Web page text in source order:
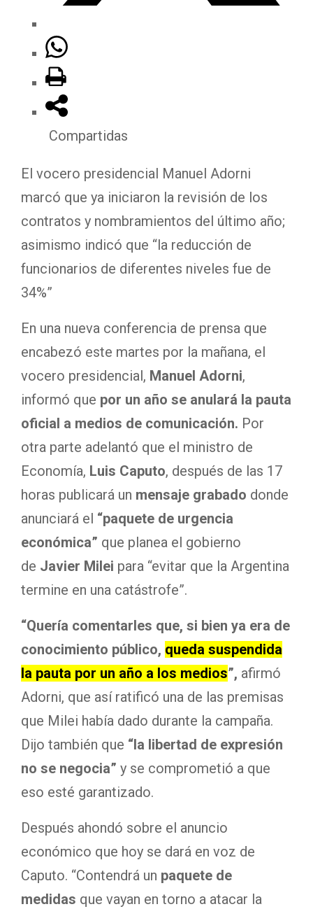
Compartidas
El vocero presidencial Manuel Adorni
marcó que ya iniciaron la revisión de los
contratos y nombramientos del último año;
asimismo indicó que “la reducción de
funcionarios de diferentes niveles fue de
34%”
En una nueva conferencia de prensa que
encabezó este martes por la mañana, el
vocero presidencial, Manuel Adorni,
informó que por un año se anulará la pauta
oficial a medios de comunicación. Por
otra parte adelantó que el ministro de
Economía, Luis Caputo, después de las 17
horas publicará un mensaje grabado donde
anunciará el “paquete de urgencia
económica” que planea el gobierno
de Javier Milei para “evitar que la Argentina
termine en una catástrofe”.
“Quería comentarles que, si bien ya era de
conocimiento público, queda suspendida
la pauta por un año a los medios”, afirmó
Adorni, que así ratificó una de las premisas
que Milei había dado durante la campaña.
Dijo también que “la libertad de expresión
no se negocia” y se comprometió a que
eso esté garantizado.
Después ahondó sobre el anuncio
económico que hoy se dará en voz de
Caputo. “Contendrá un paquete de
medidas que vayan en torno a atacar la